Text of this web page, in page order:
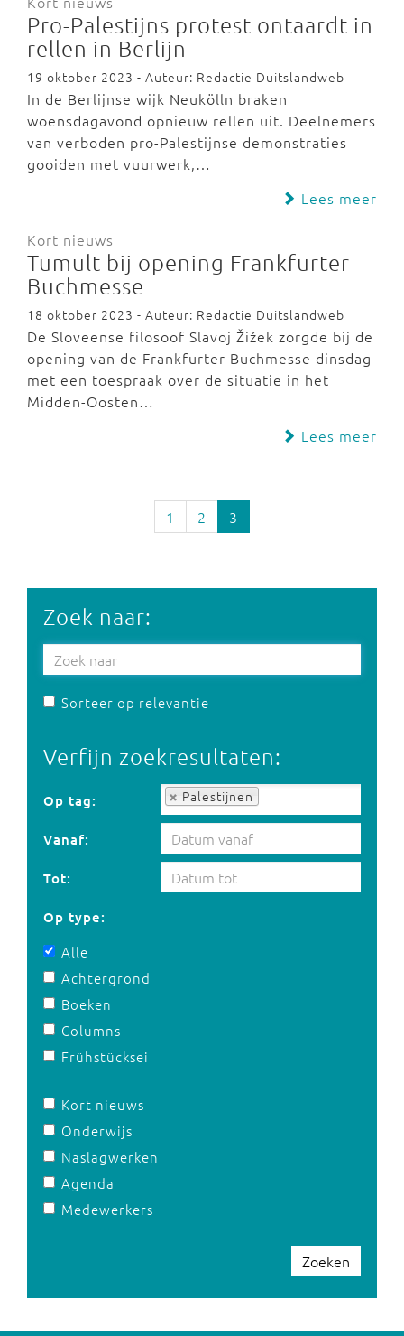
Pro-Palestijns protest ontaardt in
rellen in Berlijn
19 oktober 2023 - Auteur: Redactie Duitslandweb
In de Berlijnse wijk Neukölln braken
woensdagavond opnieuw rellen uit. Deelnemers
van verboden pro-Palestijnse demonstraties
gooiden met vuurwerk,…
Lees meer
Kort nieuws
Tumult bij opening Frankfurter
Buchmesse
18 oktober 2023 - Auteur: Redactie Duitslandweb
De Sloveense filosoof Slavoj Žižek zorgde bij de
opening van de Frankfurter Buchmesse dinsdag
met een toespraak over de situatie in het
Midden-Oosten…
Lees meer
1 2 3
Zoek naar:
Sorteer op relevantie
Verfijn zoekresultaten:
Op tag: Palestijnen
Op tag:
Vanaf:
Tot:
Op type:
Alle
Achtergrond
Boeken
Columns
Frühstücksei
Kort nieuws
Onderwijs
Naslagwerken
Agenda
Medewerkers
Zoeken